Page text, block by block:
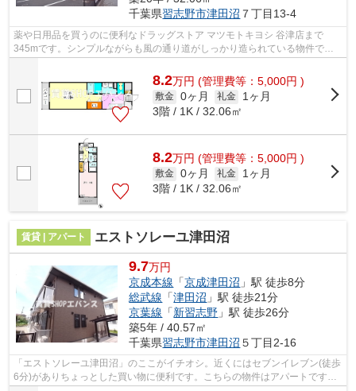
千葉県習志野市津田沼 ７丁目13-4
薬や日用品を買うのに便利なドラッグストア マツモトキヨシ 谷津店まで
345mです。シンプルながらも風の通り道がしっかり造られている物件で
す。始発駅に近いので、朝のラッシュ時にも...
8.2万円 (管理費等：5,000円 )
敷金 0ヶ月 礼金
1ヶ月
3階 / 1K / 32.06㎡
8.2万円 (管理費等：5,000円 )
敷金 0ヶ月 礼金
1ヶ月
3階 / 1K / 32.06㎡
賃貸 | アパート エストソレーユ津田沼
9.7万円
京成本線 「京成津田沼 」駅 徒歩8分
総武線 「津田沼 」駅 徒歩21分
京葉線 「新習志野 」駅 徒歩26分
築5年 / 40.57㎡
千葉県習志野市津田沼 ５丁目2-16
「エストソレーユ津田沼」のここがイチオシ。近くにはセブンイレブン(徒歩
6分)がありちょっとした買い物に便利です。こちらの物件はアパートです。